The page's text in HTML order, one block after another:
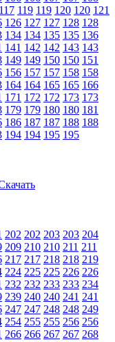
117 119 119 120 120 121
126 127 127 128 128
134 134 135 135 136
141 142 142 143 143
149 149 150 150 151
156 157 157 158 158
164 164 165 165 166
171 172 172 173 173
179 179 180 180 181
186 187 187 188 188
194 194 195 195
202 202 203 203 204
209 210 210 211 211
217 217 218 218 219
224 225 225 226 226
232 232 233 233 234
239 240 240 241 241
247 247 248 248 249
254 255 255 256 256
266 266 267 267 268